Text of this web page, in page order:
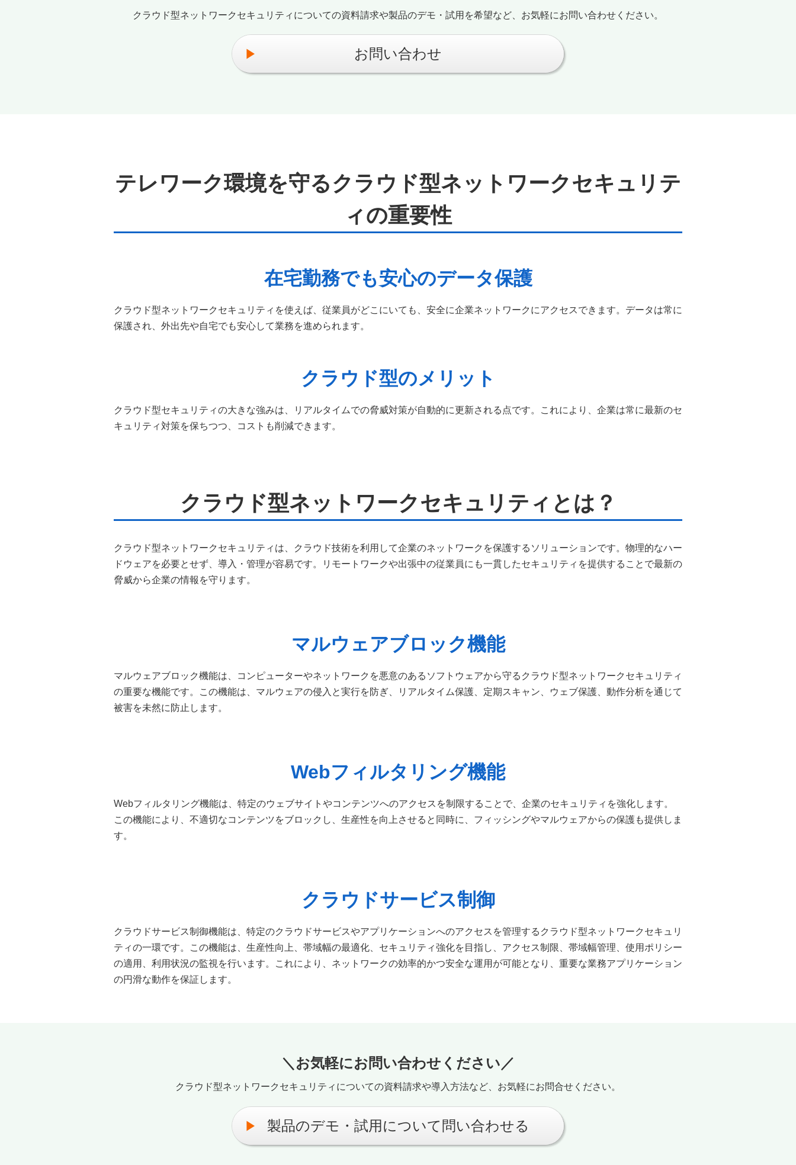
クラウド型ネットワークセキュリティについての資料請求や製品のデモ・試用を希望など、お気軽にお問い合わせください。
お問い合わせ
テレワーク環境を守るクラウド型ネットワークセキュリテ
ィの重要性
在宅勤務でも安心のデータ保護
クラウド型ネットワークセキュリティを使えば、従業員がどこにいても、安全に企業ネットワークにアクセスできます。データは常に
保護され、外出先や自宅でも安心して業務を進められます。
クラウド型のメリット
クラウド型セキュリティの大きな強みは、リアルタイムでの脅威対策が自動的に更新される点です。これにより、企業は常に最新のセ
キュリティ対策を保ちつつ、コストも削減できます。
クラウド型ネットワークセキュリティとは？
クラウド型ネットワークセキュリティは、クラウド技術を利用して企業のネットワークを保護するソリューションです。物理的なハー
ドウェアを必要とせず、導入・管理が容易です。リモートワークや出張中の従業員にも一貫したセキュリティを提供することで最新の
脅威から企業の情報を守ります。
マルウェアブロック機能
マルウェアブロック機能は、コンピューターやネットワークを悪意のあるソフトウェアから守るクラウド型ネットワークセキュリティ
の重要な機能です。この機能は、マルウェアの侵入と実行を防ぎ、リアルタイム保護、定期スキャン、ウェブ保護、動作分析を通じて
被害を未然に防止します。
Webフィルタリング機能
Webフィルタリング機能は、特定のウェブサイトやコンテンツへのアクセスを制限することで、企業のセキュリティを強化します。
この機能により、不適切なコンテンツをブロックし、生産性を向上させると同時に、フィッシングやマルウェアからの保護も提供しま
す。
クラウドサービス制御
クラウドサービス制御機能は、特定のクラウドサービスやアプリケーションへのアクセスを管理するクラウド型ネットワークセキュリ
ティの一環です。この機能は、生産性向上、帯域幅の最適化、セキュリティ強化を目指し、アクセス制限、帯域幅管理、使用ポリシー
の適用、利用状況の監視を行います。これにより、ネットワークの効率的かつ安全な運用が可能となり、重要な業務アプリケーション
の円滑な動作を保証します。
＼お気軽にお問い合わせください／
クラウド型ネットワークセキュリティについての資料請求や導入方法など、お気軽にお問合せください。
製品のデモ・試用について問い合わせる